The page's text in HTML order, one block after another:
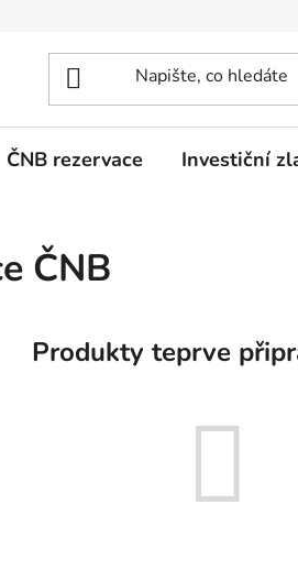
ČNB rezervace Investiční
ČNB
Produkty teprve